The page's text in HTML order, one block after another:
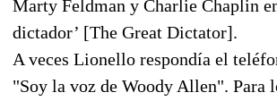
Marty Feldman y Charlie Chaplin
dictador’ [The Great Dictator].
A veces Lionello respondía el
"Soy la voz de Woody Allen". Para